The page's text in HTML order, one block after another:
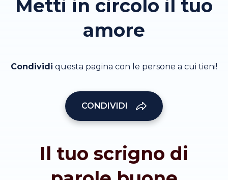
Metti in circolo il tuo
amore
Condividi questa pagina con le persone a cui tieni!
CONDIVIDI
Il tuo scrigno di